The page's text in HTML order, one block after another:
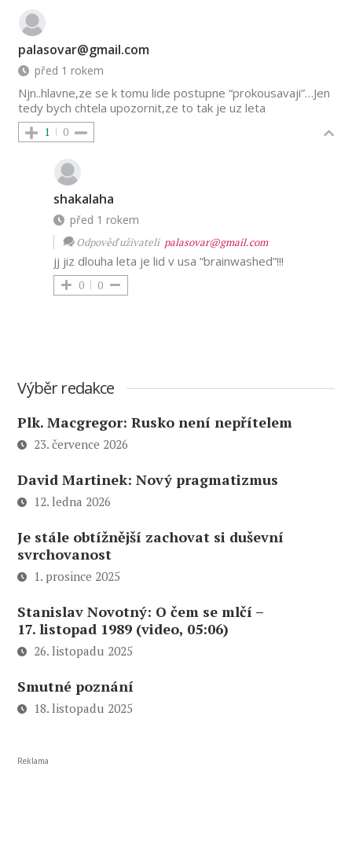
palasovar@gmail.com
před 1 rokem
Njn..hlavne,ze se k tomu lide postupne “prokousavaji”…Jen
tedy bych chtela upozornit,ze to tak je uz leta
1 0
shakalaha
před 1 rokem
Odpověď uživateli palasovar@gmail.com
jj jiz dlouha leta je lid v usa “brainwashed”!!!
0 0
Výběr redakce
Plk. Macgregor: Rusko není nepřítelem
23. července 2026
David Martinek: Nový pragmatizmus
12. ledna 2026
Je stále obtížnější zachovat si duševní
svrchovanost
1. prosince 2025
Stanislav Novotný: O čem se mlčí –
17. listopad 1989 (video, 05:06)
26. listopadu 2025
Smutné poznání
18. listopadu 2025
Reklama